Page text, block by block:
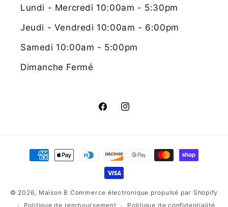
Lundi - Mercredi 10:00am - 5:30pm
Jeudi - Vendredi 10:00am - 6:00pm
Samedi 10:00am - 5:00pm
Dimanche Fermé
FacebookInstagram
Moyens
© 2026, Maison B Commerce électronique propulsé par Shopify
Politique de remboursement
Politique de confidentialité